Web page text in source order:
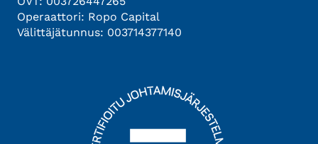
Operaattori: Ropo Capital
Välittäjätunnus: 003714377140